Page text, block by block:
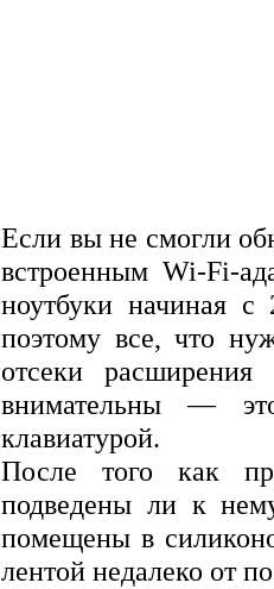
Если вы не смогли
встроенным Wi-Fi-
ноутбуки начиная
поэтому все, что
отсеки
внимательны —
клавиатурой.
После того как
подведены ли к
помещены в
лентой недалеко от